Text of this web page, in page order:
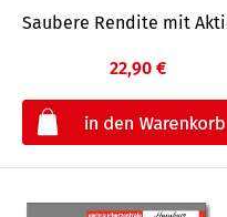
Saubere Rendite mit
22,90 €